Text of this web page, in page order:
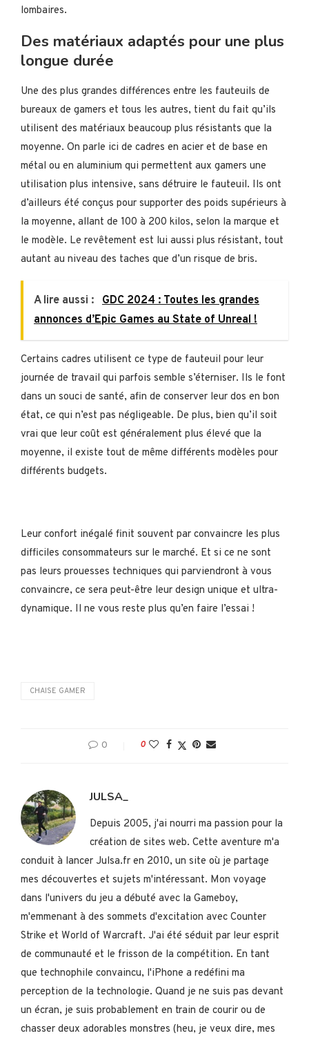
lombaires.
Des matériaux adaptés pour une plus
longue durée
Une des plus grandes différences entre les fauteuils de
bureaux de gamers et tous les autres, tient du fait qu’ils
utilisent des matériaux beaucoup plus résistants que la
moyenne. On parle ici de cadres en acier et de base en
métal ou en aluminium qui permettent aux gamers une
utilisation plus intensive, sans détruire le fauteuil. Ils ont
d’ailleurs été conçus pour supporter des poids supérieurs à
la moyenne, allant de 100 à 200 kilos, selon la marque et
le modèle. Le revêtement est lui aussi plus résistant, tout
autant au niveau des taches que d’un risque de bris.
A lire aussi :
GDC 2024 : Toutes les grandes
annonces d’Epic Games au State of Unreal !
Certains cadres utilisent ce type de fauteuil pour leur
journée de travail qui parfois semble s’éterniser. Ils le font
dans un souci de santé, afin de conserver leur dos en bon
état, ce qui n’est pas négligeable. De plus, bien qu’il soit
vrai que leur coût est généralement plus élevé que la
moyenne, il existe tout de même différents modèles pour
différents budgets.
Leur confort inégalé finit souvent par convaincre les plus
difficiles consommateurs sur le marché. Et si ce ne sont
pas leurs prouesses techniques qui parviendront à vous
convaincre, ce sera peut-être leur design unique et ultra-
dynamique. Il ne vous reste plus qu’en faire l’essai !
CHAISE GAMER
0 0
JULSA_
Depuis 2005, j'ai nourri ma passion pour la
création de sites web. Cette aventure m'a
conduit à lancer Julsa.fr en 2010, un site où je partage
mes découvertes et sujets m'intéressant. Mon voyage
dans l'univers du jeu a débuté avec la Gameboy,
m'emmenant à des sommets d'excitation avec Counter
Strike et World of Warcraft. J'ai été séduit par leur esprit
de communauté et le frisson de la compétition. En tant
que technophile convaincu, l'iPhone a redéfini ma
perception de la technologie. Quand je ne suis pas devant
un écran, je suis probablement en train de courir ou de
chasser deux adorables monstres (heu, je veux dire, mes